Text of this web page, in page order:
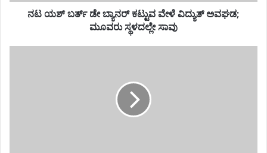
ನಟ ಯಶ್ ಬರ್ತ್ ಡೇ ಬ್ಯಾನರ್ ಕಟ್ಟುವ ವೇಳೆ ವಿದ್ಯುತ್ ಅವಘಡ;
ಮೂವರು ಸ್ಥಳದಲ್ಲೇ ಸಾವು